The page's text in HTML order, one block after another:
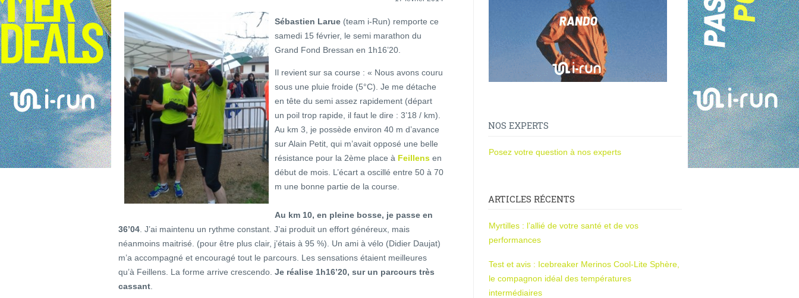
Sébastien Larue (team i-Run) remporte ce
samedi 15 février, le semi marathon du
Grand Fond Bressan en 1h16’20.
Il revient sur sa course : « Nous avons couru
sous une pluie froide (5°C). Je me détache
en tête du semi assez rapidement (départ
un poil trop rapide, il faut le dire : 3’18 / km).
Au km 3, je possède environ 40 m d’avance
sur Alain Petit, qui m’avait opposé une belle
résistance pour la 2ème place à Feillens en
début de mois. L’écart a oscillé entre 50 à 70
m une bonne partie de la course.
Au km 10, en pleine bosse, je passe en
36’04 . J’ai maintenu un rythme constant. J’ai produit un effort généreux, mais
néanmoins maitrisé. (pour être plus clair, j’étais à 95 %). Un ami à vélo (Didier Daujat)
m’a accompagné et encouragé tout le parcours. Les sensations étaient meilleures
qu’à Feillens. La forme arrive crescendo. Je réalise 1h16’20, sur un parcours très
cassant
NOS EXPERTS
Posez votre question à nos experts
ARTICLES RÉCENTS
Myrtilles : l’allié de votre santé et de vos
performances
Test et avis : Icebreaker Merinos Cool-Lite Sphère,
le compagnon idéal des températures
intermédiaires